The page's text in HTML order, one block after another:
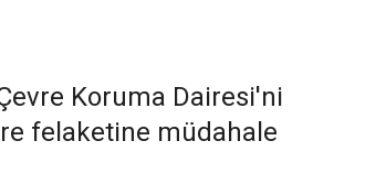
Koruma Dairesi'ni
felaketine müdahale